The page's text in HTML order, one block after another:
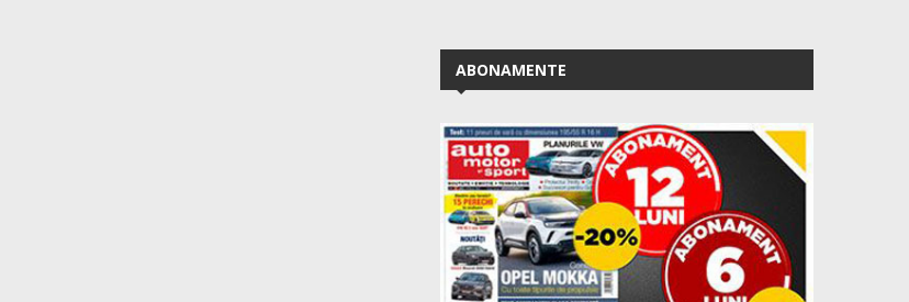
ABONAMENTE